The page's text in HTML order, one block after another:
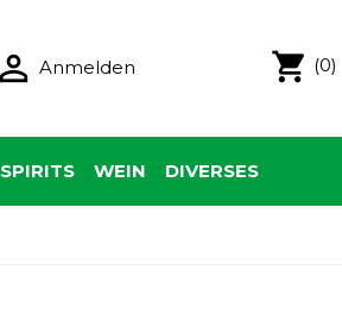
 Anmelden shopping_cart (0)
WEIN DIVERSES